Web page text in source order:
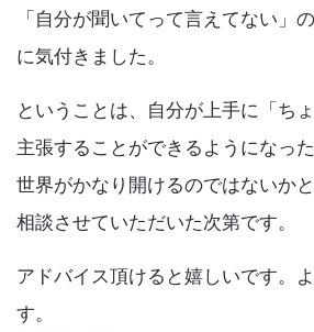
「自分が聞いてって言えてない」
に気付きました。
ということは、自分が上手に「ち
主張することができるようになっ
世界がかなり開けるのではないか
相談させていただいた次第です。
アドバイス頂けると嬉しいです。
す。